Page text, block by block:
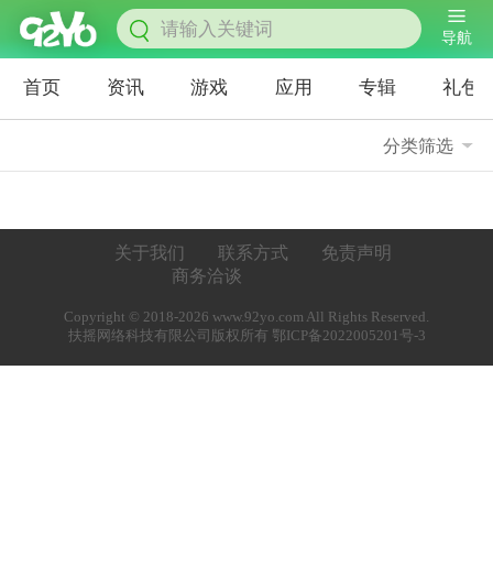
导航
首页 资讯 游戏 应用 专辑 礼包
分类筛选
关于我们 联系方式
免责声明
商务洽谈
Copyright © 2018-2026 www.92yo.com All Rights Reserved.
扶摇网络科技有限公司版权所有 鄂ICP备2022005201号-3